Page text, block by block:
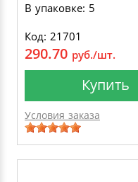
В упаковке: 5
Код: 21701
290.70 руб./шт.
Купить
Условия заказа